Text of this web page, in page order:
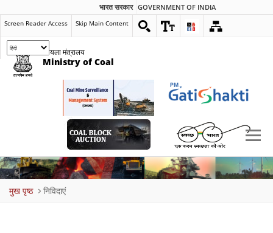
भारत सरकार GOVERNMENT OF INDIA
Screen Reader Access Skip Main Content
कोयला मंत्रालय
Ministry of Coal
Breadcrumb
मुख पृष्ठ निविदाएं